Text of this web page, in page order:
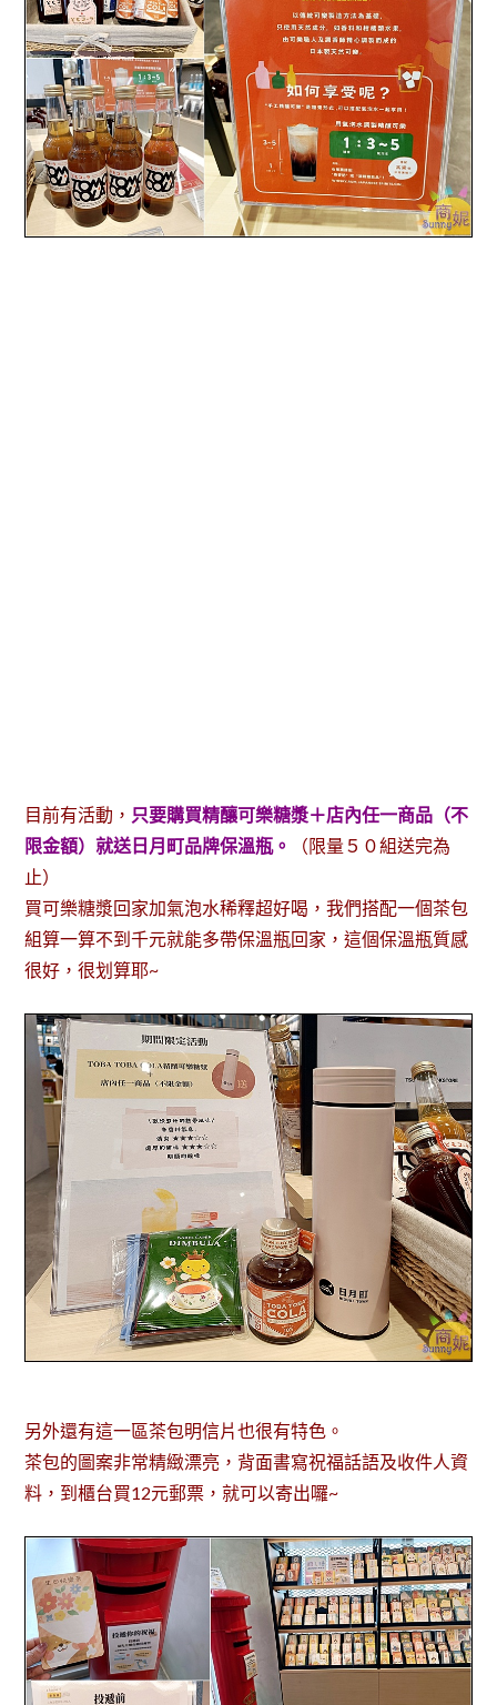
目前有活動， 只要購買精釀可樂糖漿＋店內任一商品（不
限金額）就送日月町品牌保溫瓶。
（限量５０組送完為
止）
買可樂糖漿回家加氣泡水稀釋超好喝，我們搭配一個茶包
組算一算不到千元就能多帶保溫瓶回家，這個保溫瓶質感
很好，很划算耶~
另外還有這一區茶包明信片也很有特色。
茶包的圖案非常精緻漂亮，背面書寫祝福話語及收件人資
料，到櫃台買12元郵票，就可以寄出囉~